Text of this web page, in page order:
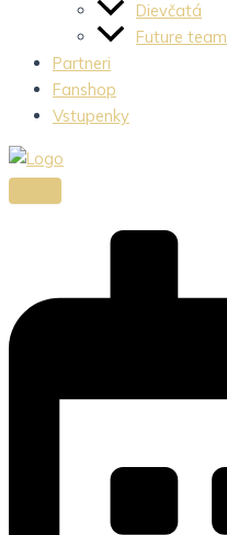
Dievčatá
Future team
Partneri
Fanshop
Vstupenky